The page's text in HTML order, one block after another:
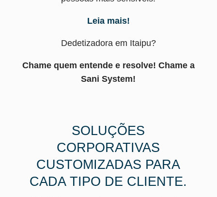
Leia mais!
Dedetizadora em Itaipu?
Chame quem entende e resolve! Chame a
Sani System!
SOLUÇÕES
CORPORATIVAS
CUSTOMIZADAS PARA
CADA TIPO DE CLIENTE.